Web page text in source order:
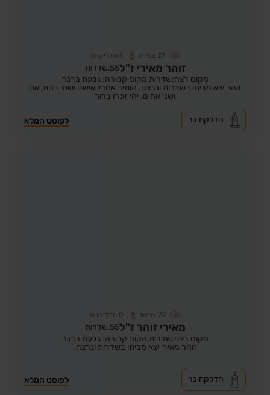
27 צפיות 1 הדליקו נר
זוהר מאירי ז"ל55, שדרות
מקום רצח:שדרות,מקום קבורה: גבעת ברנר
זוהר יצא מביתו בשדרות ונרצח. הותיר אחריו אישה ושתי בנות, אם
ושני אחים. יהי זכרו ברוך
לפוסט המלא הדלקת נר
27 צפיות 0 הדליקו נר
מאירי זוהר ז"ל55, שדרות
מקום רצח:שדרות,מקום קבורה: גבעת ברנר
זוהר מאירי יצא מביתו בשדרות ונרצח.
לפוסט המלא הדלקת נר